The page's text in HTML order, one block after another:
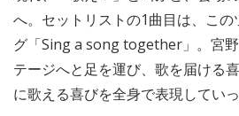
へ。セットリストの1曲目は、こ
グ「Sing a song together」。宮
テージへと足を運び、歌を届ける
に歌える喜びを全身で表現していっ